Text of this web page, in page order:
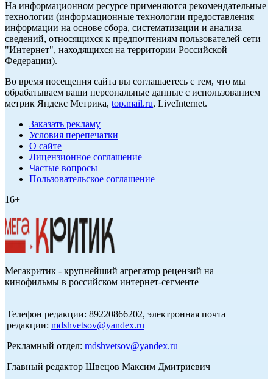
На информационном ресурсе применяются рекомендательные
технологии (информационные технологии предоставления
информации на основе сбора, систематизации и анализа
сведений, относящихся к предпочтениям пользователей сети
"Интернет", находящихся на территории Российской
Федерации).
Во время посещения сайта вы соглашаетесь с тем, что мы
обрабатываем ваши персональные данные с использованием
метрик Яндекс Метрика, top.mail.ru, LiveInternet.
Заказать рекламу
Условия перепечатки
О сайте
Лицензионное соглашение
Частые вопросы
Пользовательское соглашение
16+
Мегакритик - крупнейший агрегатор рецензий на
кинофильмы в российском интернет-сегменте
Телефон редакции: 89220866202, электронная почта
редакции: mdshvetsov@yandex.ru
Рекламный отдел: mdshvetsov@yandex.ru
Главный редактор Швецов Максим Дмитриевич